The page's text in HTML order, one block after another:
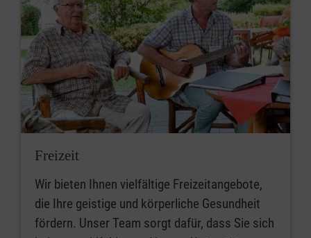
Freizeit
Wir bieten Ihnen vielfältige Freizeitangebote,
die Ihre geistige und körperliche Gesundheit
fördern. Unser Team sorgt dafür, dass Sie sich